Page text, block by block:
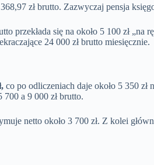
zł brutto. Zazwyczaj pensja
przekłada się na około 5 100 zł „na
24 000 zł brutto miesięcznie.
co po odliczeniach daje około 5 350
a 9 000 zł brutto.
netto około 3 700 zł. Z kolei